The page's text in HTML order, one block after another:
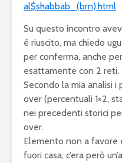
al$shabbab_(brn).html
Su questo incontro
é riuscito, ma chiedo
per conferma, anche
esattamente con 2 reti.
Secondo la mia analisi
over (percentuali 1×2,
nei precedenti storici
over.
Elemento non a favore
fuori casa, c’era però